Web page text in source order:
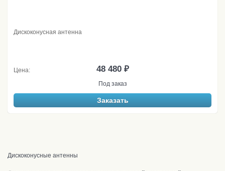
Дискоконусная антенна
Цена: 48 480 ₽
Под заказ
Заказать
Дискоконусные антенны